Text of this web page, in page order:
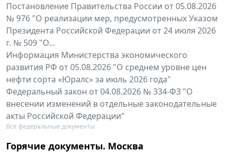
Постановление Правительства России от 05.08.2026
№ 976 "О реализации мер, предусмотренных Указом
Президента Российской Федерации от 24 июля 2026
г. № 509 "О...
Информация Министерства экономического
развития РФ от 05.08.2026 "О среднем уровне цен
нефти сорта «Юралс» за июль 2026 года"
Федеральный закон от 04.08.2026 № 334-ФЗ "О
внесении изменений в отдельные законодательные
акты Российской Федерации"
Все федеральные документы
Горячие документы. Москва